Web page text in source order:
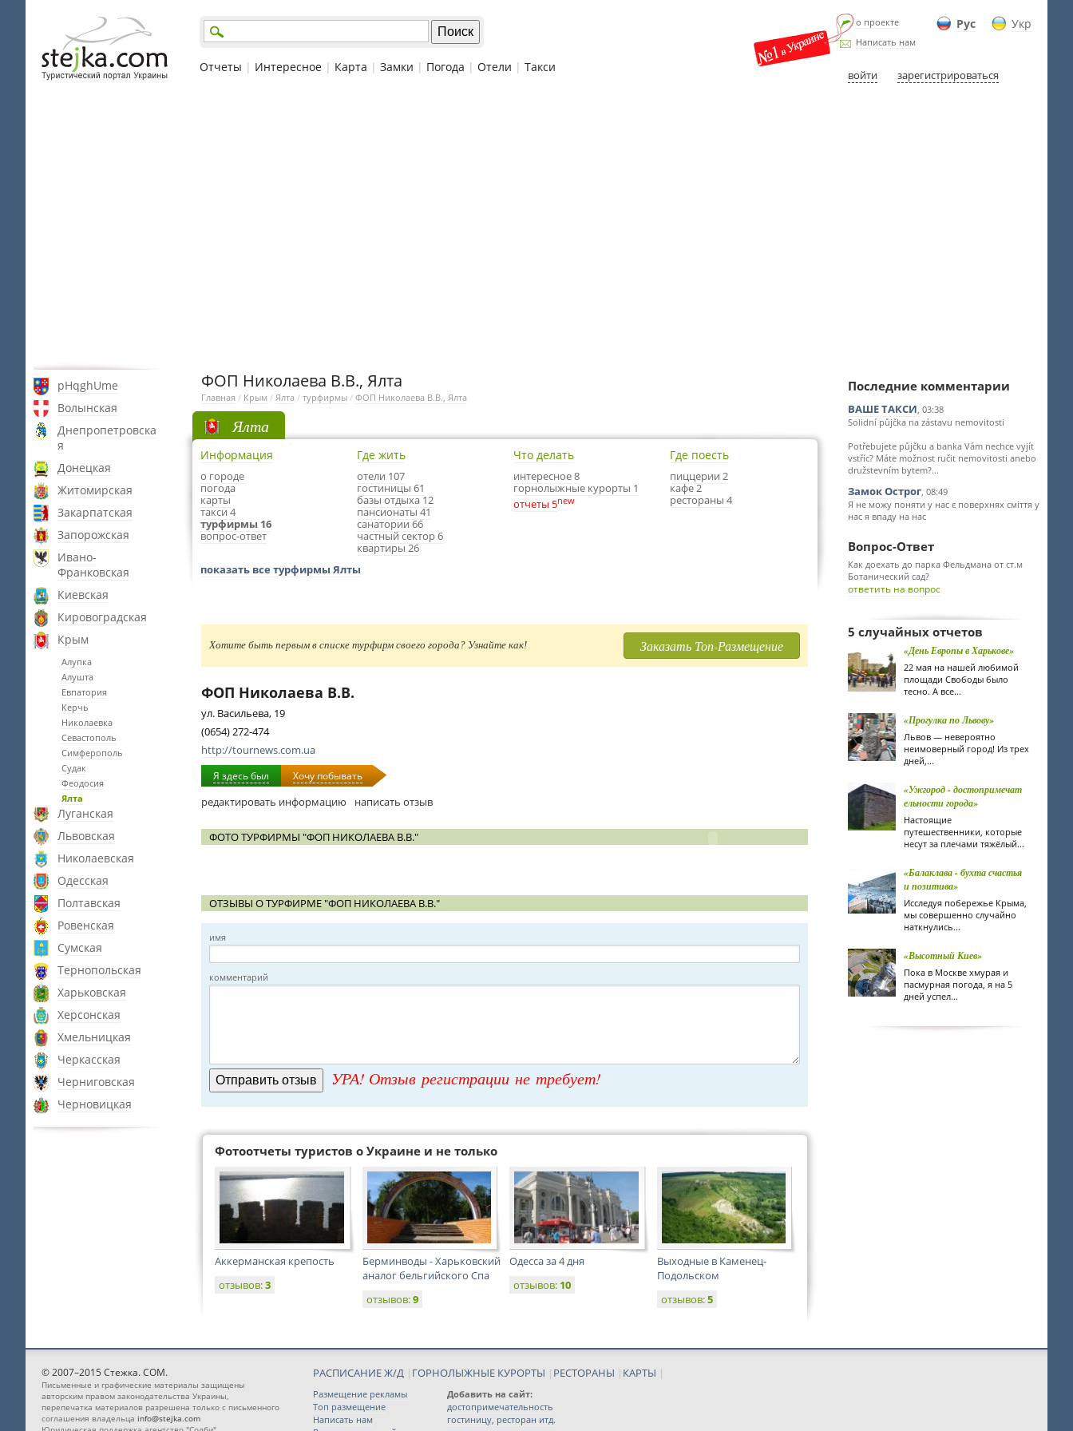
Рус Укр
о проекте
Написать нам
войти зарегистрироваться
Отчеты | Интересное | Карта | Замки | Погода | Отели | Такси
pHqghUme
Волынская
Днепропетровска
я
Донецкая
Житомирская
Закарпатская
Запорожская
Ивано-
Франковская
Киевская
Кировоградская
Крым
Алупка
Алушта
Евпатория
Керчь
Николаевка
Севастополь
Симферополь
Судак
Феодосия
Ялта
Луганская
Львовская
Николаевская
Одесская
Полтавская
Ровенская
Сумская
Тернопольская
Харьковская
Херсонская
Хмельницкая
Черкасская
Черниговская
Черновицкая
ФОП Николаева В.В., Ялта
Главная / Крым / Ялта / турфирмы / ФОП Николаева В.В., Ялта
Ялта
Информация
о городе
погода
карты
такси 4
турфирмы 16
вопрос-ответ
Где жить
отели 107
гостиницы 61
базы отдыха 12
пансионаты 41
санатории 66
частный сектор 6
квартиры 26
Что делать
интересное 8
горнолыжные курорты 1
отчеты 5new
Где поесть
пиццерии 2
кафе 2
рестораны 4
показать все турфирмы Ялты
Хотите быть первым в списке турфирм своего города? Узнайте как! Заказать Топ-Размещение
ФОП Николаева В.В.
ул. Васильева, 19
(0654) 272-474
http://tournews.com.ua
Я здесь был Хочу побывать
редактировать информацию написать отзыв
ФОТО ТУРФИРМЫ "ФОП НИКОЛАЕВА В.В."
ОТЗЫВЫ О ТУРФИРМЕ "ФОП НИКОЛАЕВА В.В."
имя
комментарий
УРА! Отзыв регистрации не требует!
Фотоотчеты туристов о Украине и не только
Аккерманская крепость
отзывов:3
Берминводы - Харьковский
аналог бельгийского Спа
отзывов:9
Одесса за 4 дня
отзывов: 10
Выходные в Каменец-
Подольском
отзывов:5
Последние комментарии
ВАШЕ ТАКСИ, 03:38
Solidní půjčka na zástavu nemovitosti
Potřebujete půjčku a banka Vám nechce vyjít
vstříc? Máte možnost ručit nemovitosti anebo
družstevním bytem?...
Замок Острог, 08:49
Я не можу поняти у нас є поверхнях сміття у
нас я впаду на нас
Вопрос-Ответ
Как доехать до парка Фельдмана от ст.м
Ботанический сад?
ответить на вопрос
5 случайных отчетов
«День Европы в Харькове»
22 мая на нашей любимой
площади Свободы было
тесно. А все...
«Прогулка по Львову»
Львов — невероятно
неимоверный город! Из трех
дней,...
«Ужгород - достопримечат
ельности города»
Настоящие
путешественники, которые
несут за плечами тяжёлый...
«Балаклава - бухта счастья
и позитива»
Исследуя побережье Крыма,
мы совершенно случайно
наткнулись...
«Высотный Киев»
Пока в Москве хмурая и
пасмурная погода, я на 5
дней успел...
© 2007–2015 Стежка. COM.
Письменные и графические материалы защищены
авторским правом законодательства Украины,
перепечатка материалов разрешена только с письменного
соглашения владельца info@stejka.com
РАСПИСАНИЕ Ж/Д | ГОРНОЛЫЖНЫЕ КУРОРТЫ | РЕСТОРАНЫ | КАРТЫ |
Размещение рекламы
Топ размещение
Написать нам
Добавить на сайт:
достопримечательность
гостиницу, ресторан итд.